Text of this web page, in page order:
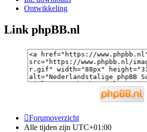
Ontwikkeling
Link phpBB.nl
Forumoverzicht
Alle tijden zijn UTC+01:00